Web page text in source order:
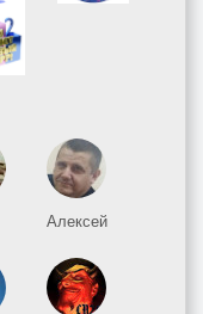
Алексей